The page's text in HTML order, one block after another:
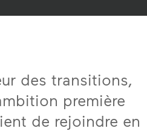
des transitions,
première
de rejoindre en